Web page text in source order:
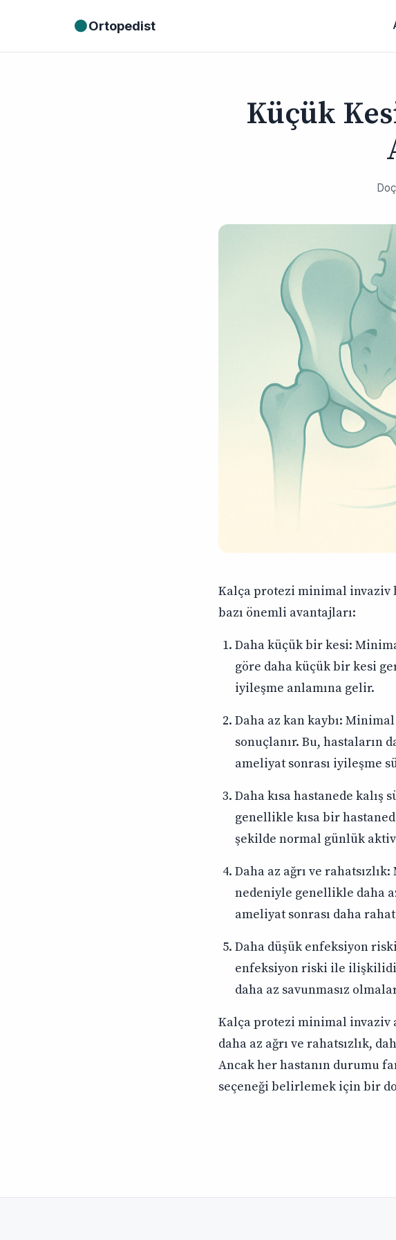
●Ortopedist
Küçük
Kalça protezi minimal invaziv
bazı önemli avantajları:
Daha küçük bir kesi:
göre daha küçük bir kesi
iyileşme anlamına gelir.
Daha az kan kaybı:
sonuçlanır. Bu, hastaların
ameliyat sonrası iyileşme
Daha kısa hastanede
genellikle kısa bir
şekilde normal günlük
Daha az ağrı ve
nedeniyle genellikle daha
ameliyat sonrası daha
Daha düşük enfeksiyon
enfeksiyon riski ile
daha az savunmasız
Kalça protezi minimal invaziv
daha az ağrı ve rahatsızlık,
Ancak her hastanın durumu
seçeneği belirlemek için bir